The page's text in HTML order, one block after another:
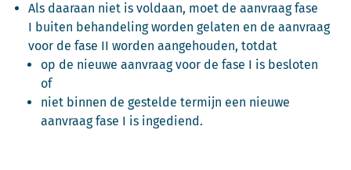
Als daaraan niet is voldaan, moet de aanvraag fase
I buiten behandeling worden gelaten en de aanvraag
voor de fase II worden aangehouden, totdat
op de nieuwe aanvraag voor de fase I is besloten
of
niet binnen de gestelde termijn een nieuwe
aanvraag fase I is ingediend.